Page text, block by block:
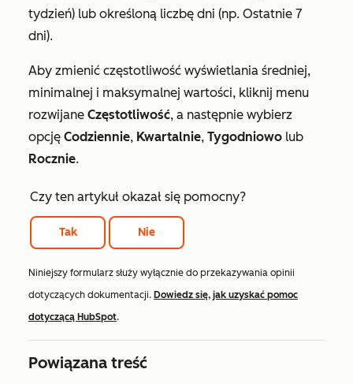
tydzień) lub określoną liczbę dni (np. Ostatnie 7
dni).
Aby zmienić częstotliwość wyświetlania średniej,
minimalnej i maksymalnej wartości, kliknij menu
rozwijane Częstotliwość, a następnie wybierz
opcję Codziennie, Kwartalnie, Tygodniowo lub
Rocznie.
Czy ten artykuł okazał się pomocny?
Tak Nie
Niniejszy formularz służy wyłącznie do przekazywania opinii
dotyczących dokumentacji. Dowiedz się, jak uzyskać pomoc
dotyczącą HubSpot.
Powiązana treść